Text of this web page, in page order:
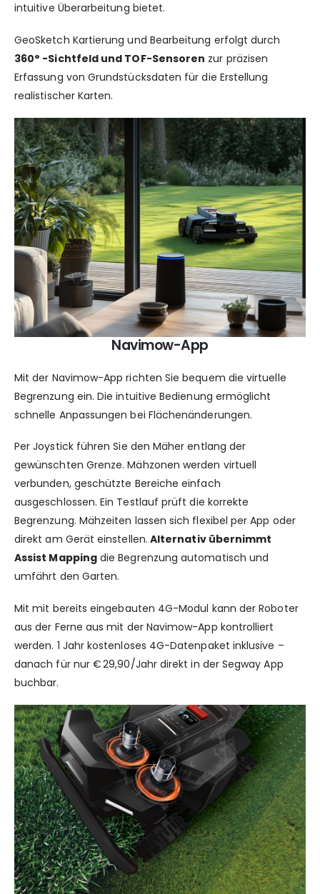
intuitive Überarbeitung bietet.
GeoSketch Kartierung und Bearbeitung erfolgt durch
360° -Sichtfeld und TOF-Sensoren zur präzisen
Erfassung von Grundstücksdaten für die Erstellung
realistischer Karten.
Navimow-App
Mit der Navimow-App richten Sie bequem die virtuelle
Begrenzung ein. Die intuitive Bedienung ermöglicht
schnelle Anpassungen bei Flächenänderungen.
Per Joystick führen Sie den Mäher entlang der
gewünschten Grenze. Mähzonen werden virtuell
verbunden, geschützte Bereiche einfach
ausgeschlossen. Ein Testlauf prüft die korrekte
Begrenzung. Mähzeiten lassen sich flexibel per App oder
direkt am Gerät einstellen. Alternativ übernimmt
Assist Mappingdie Begrenzung automatisch und
umfährt den Garten.
Mit mit bereits eingebauten 4G-Modul kann der Roboter
aus der Ferne aus mit der Navimow-App kontrolliert
werden. 1 Jahr kostenloses 4G-Datenpaket inklusive –
danach für nur € 29,90/Jahr direkt in der Segway App
buchbar.